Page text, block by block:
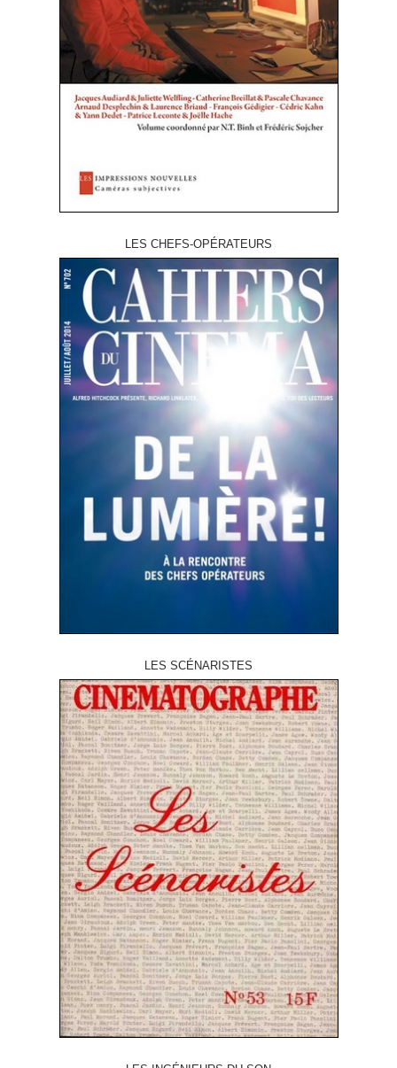
LES CHEFS-OPÉRATEURS
LES SCÉNARISTES